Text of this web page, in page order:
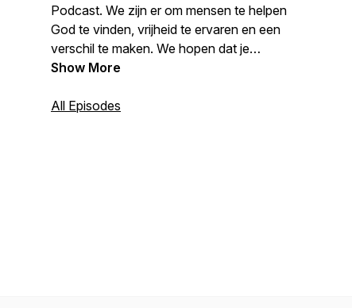
Podcast. We zijn er om mensen te helpen
God te vinden, vrijheid te ervaren en een
verschil te maken. We hopen dat je
bemoedigd wordt door deze Podcast. Je
verwachten.
Show More
All Episodes